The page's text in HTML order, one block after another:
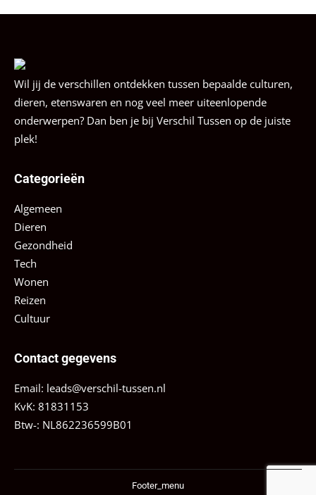
Wil jij de verschillen ontdekken tussen bepaalde culturen,
dieren, etenswaren en nog veel meer uiteenlopende
onderwerpen? Dan ben je bij Verschil Tussen op de juiste
plek!
Categorieën
Algemeen
Dieren
Gezondheid
Tech
Wonen
Reizen
Cultuur
Contact gegevens
Email: leads@verschil-tussen.nl
KvK: 81831153
Btw-: NL862236599B01
Footer_menu